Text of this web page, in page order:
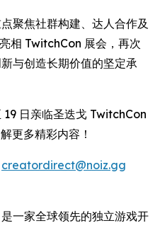
聚焦社群构建、达人合作及
相 TwitchCon 展会，再次
与创造长期价值的坚定承
19 日亲临圣迭戈 TwitchCon
更多精彩内容！
creatordirect@noiz.gg
一家全球领先的独立游戏开